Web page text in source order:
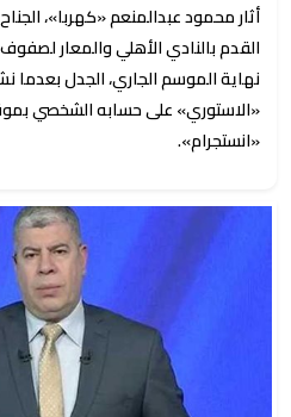
أثار محمود عبدالمنعم «كهربا»،
القدم بالنادي الأهلي والمعار
نهاية الموسم الجاري، الجدل بعدما
«الاستوري» على حسابه الشخصي
«انستجرام».